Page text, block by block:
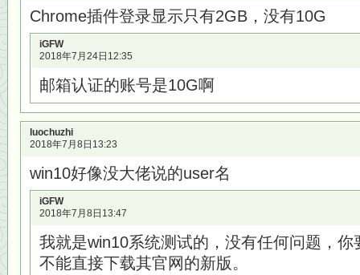
Chrome插件登录显示只有2GB，没有10G
iGFW
2018年7月24日12:35
邮箱认证的账号是10G啊
luochuzhi
2018年7月8日13:23
win10好像没大佬说的user名
iGFW
2018年7月8日13:47
我就是win10系统测试的，没有任何问题，
不能直接下载其官网的新版。